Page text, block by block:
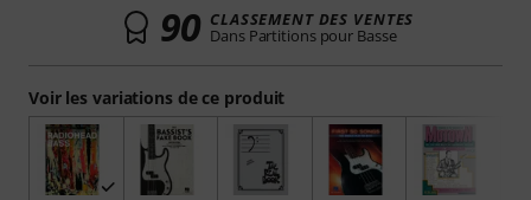
Voir les variations de ce produit
90 CLASSEMENT DES VENTES
Dans Partitions pour Basse